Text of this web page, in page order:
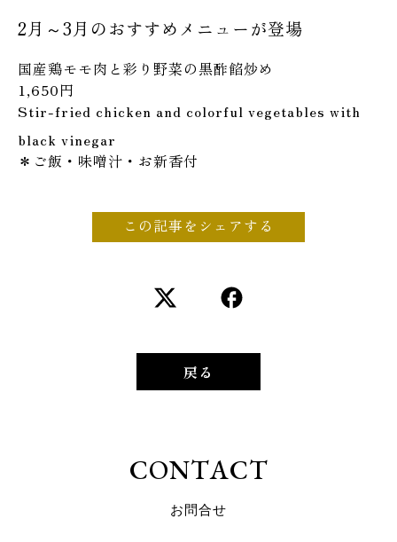
2月～3月のおすすめメニューが登場
国産鶏モモ肉と彩り野菜の黒酢餡炒め
1,650円
Stir-fried chicken and colorful vegetables with
black vinegar
＊ご飯・味噌汁・お新香付
この記事をシェアする
戻る
CONTACT
お問合せ